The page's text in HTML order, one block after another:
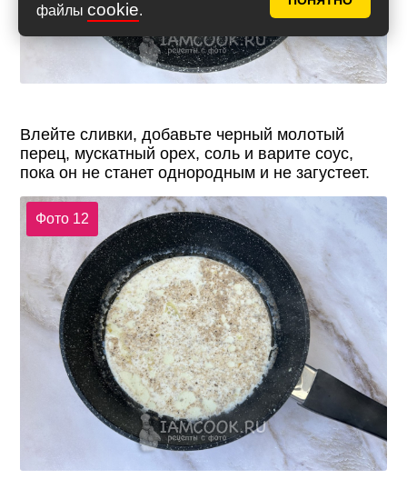
файлы cookie.
Влейте сливки, добавьте черный молотый
перец, мускатный орех, соль и варите соус,
пока он не станет однородным и не загустеет.
Фото 12